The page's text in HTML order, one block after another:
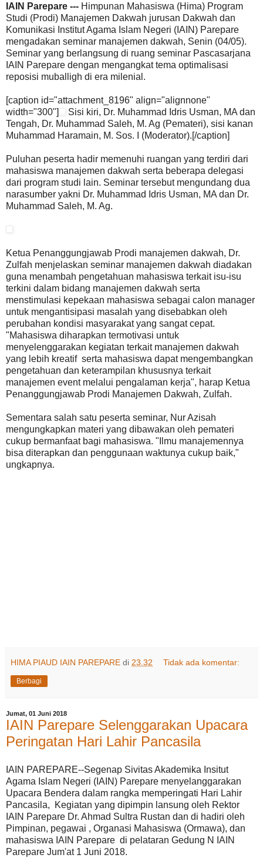
IAIN Parepare --- Himpunan Mahasiswa (Hima) Program
Studi (Prodi) Manajemen Dakwah jurusan Dakwah dan
Komunikasi Institut Agama Islam Negeri (IAIN) Parepare
mengadakan seminar manajemen dakwah, Senin (04/05).
Seminar yang berlangsung di ruang seminar Pascasarjana
IAIN Parepare dengan mengangkat tema optimalisasi
reposisi muballigh di era milenial.
[caption id="attachment_8196" align="alignnone"
width="300"]
Sisi kiri, Dr. Muhammad Idris Usman, MA dan
Tengah, Dr. Muhammad Saleh, M. Ag (Pemateri), sisi kanan
Muhammad Haramain, M. Sos. I (Moderator).[/caption]
Puluhan peserta hadir memenuhi ruangan yang terdiri dari
mahasiswa manajemen dakwah serta beberapa delegasi
dari program studi lain. Seminar tersebut mengundang dua
narasumber yakni Dr. Muhammad Idris Usman, MA dan Dr.
Muhammad Saleh, M. Ag.
Ketua Penanggungjawab Prodi manajemen dakwah, Dr.
Zulfah menjelaskan seminar manajemen dakwah diadakan
guna menambah pengetahuan mahasiswa terkait isu-isu
terkini dalam bidang manajemen dakwah serta
menstimulasi kepekaan mahasiswa sebagai calon manager
untuk mengantisipasi masalah yang disebabkan oleh
perubahan kondisi masyarakat yang sangat cepat.
"Mahasiswa diharapkan termotivasi untuk
menyelenggarakan kegiatan terkait manajemen dakwah
yang lebih kreatif serta mahasiswa dapat mengembangkan
pengetahuan dan keterampilan khususnya terkait
manajemen event melalui pengalaman kerja", harap Ketua
Penanggungjawab Prodi Manajemen Dakwah, Zulfah.
Sementara salah satu peserta seminar, Nur Azisah
mengungkapkan materi yang dibawakan oleh pemateri
cukup bermanfaat bagi mahasiswa. "Ilmu manajemennya
bisa diterapkan dan penggunaan waktunya cukup baik,"
ungkapnya.
HIMA PIAUD IAIN PAREPARE di 23.32 Tidak ada komentar:
Berbagi
Jumat, 01 Juni 2018
IAIN Parepare Selenggarakan Upacara
Peringatan Hari Lahir Pancasila
IAIN PAREPARE--Segenap Sivitas Akademika Insitut
Agama Islam Negeri (IAIN) Parepare menyelanggarakan
Upacara Bendera dalam rangka memperingati Hari Lahir
Pancasila, Kegiatan yang dipimpin lansung oleh Rektor
IAIN Parepare Dr. Ahmad Sultra Rustan dan di hadiri oleh
Pimpinan, pegawai , Organasi Mahasiswa (Ormawa), dan
mahasiswa IAIN Parepare di pelataran Gedung N IAIN
Parepare Jum'at 1 Juni 2018.